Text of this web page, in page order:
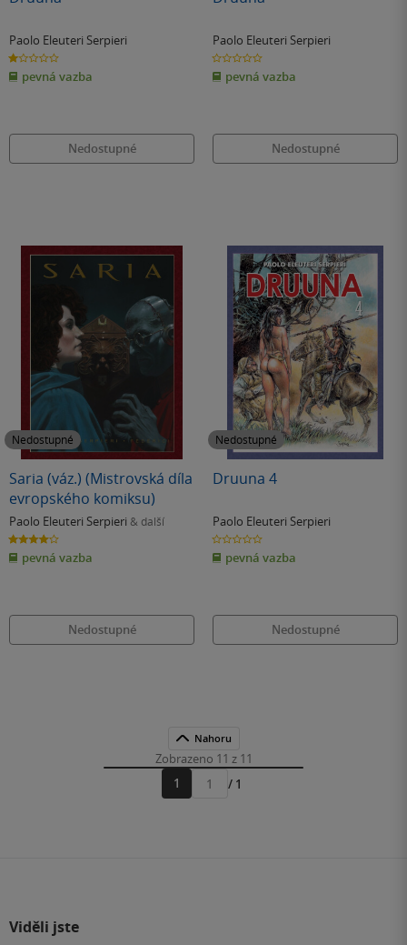
Paolo Eleuteri Serpieri
1.0
z
5
hvězdiček
pevná vazba
Nedostupné
Paolo Eleuteri Serpieri
0.0
z
5
hvězdiček
pevná vazba
Nedostupné
Nedostupné
Saria (váz.) (Mistrovská díla
evropského komiksu)
Paolo Eleuteri Serpieri & další
4.0
z
5
hvězdiček
pevná vazba
Nedostupné
Nedostupné
Druuna 4
Paolo Eleuteri Serpieri
0.0
z
5
hvězdiček
pevná vazba
Nedostupné
Nahoru
Zobrazeno 11 z 11
1
Přejít
/ 1
Viděli jste